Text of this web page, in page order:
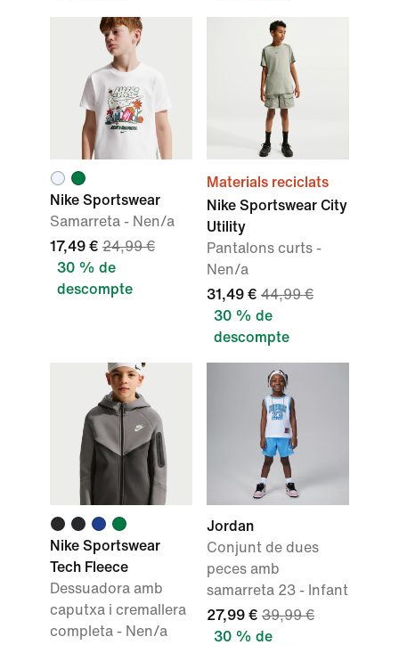
Nike Sportswear
Samarreta - Nen/a
17,49 € 24,99 €
30 % de
descompte
Materials reciclats
Nike Sportswear City
Utility
Pantalons curts -
Nen/a
31,49 € 44,99 €
30 % de
descompte
Nike Sportswear
Tech Fleece
Dessuadora amb
caputxa i cremallera
completa - Nen/a
Jordan
Conjunt de dues
peces amb
samarreta 23 - Infant
27,99 € 39,99 €
30 % de